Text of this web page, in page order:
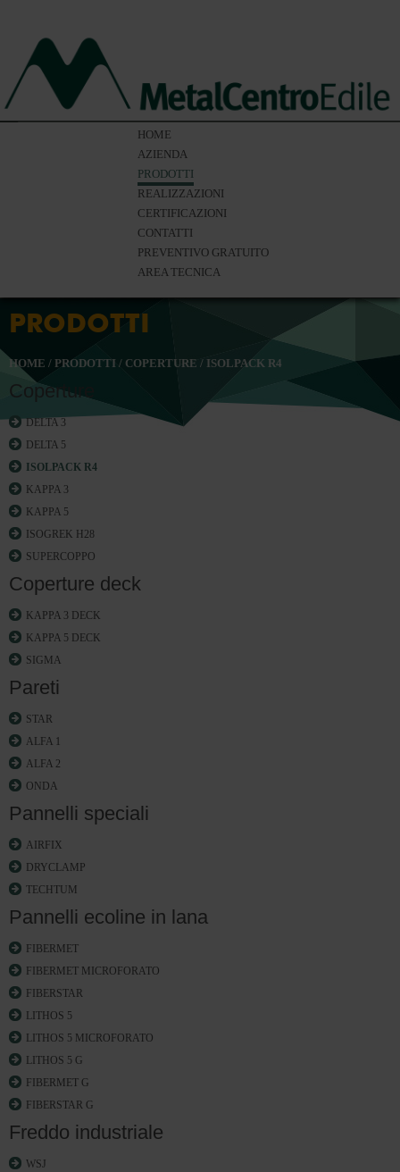
HOME
AZIENDA
PRODOTTI
REALIZZAZIONI
CERTIFICAZIONI
CONTATTI
PREVENTIVO GRATUITO
AREA TECNICA
PRODOTTI
HOME / PRODOTTI / COPERTURE / ISOLPACK R4
Coperture
DELTA 3
DELTA 5
ISOLPACK R4
KAPPA 3
KAPPA 5
ISOGREK H28
SUPERCOPPO
Coperture deck
KAPPA 3 DECK
KAPPA 5 DECK
SIGMA
Pareti
STAR
ALFA 1
ALFA 2
ONDA
Pannelli speciali
AIRFIX
DRYCLAMP
TECHTUM
Pannelli ecoline in lana
FIBERMET
FIBERMET MICROFORATO
FIBERSTAR
LITHOS 5
LITHOS 5 MICROFORATO
LITHOS 5 G
FIBERMET G
FIBERSTAR G
Freddo industriale
WSJ